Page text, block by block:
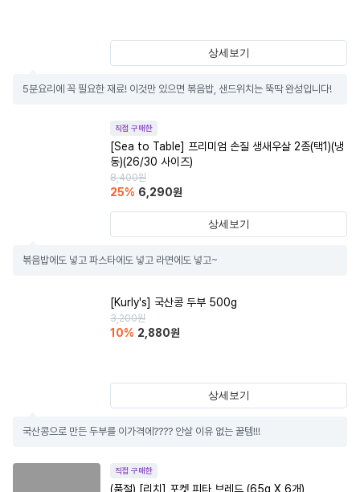
상세보기
5분요리에 꼭 필요한 재료! 이것만 있으면 볶음밥, 샌드위치는 뚝딱 완성입니다!
직접 구매한
[Sea to Table] 프리미엄 손질 생새우살 2종(택1)(냉
동)(26/30 사이즈)
8,400원
25% 6,290원
상세보기
볶음밥에도 넣고 파스타에도 넣고 라면에도 넣고~
[Kurly's] 국산콩 두부 500g
3,200원
10% 2,880원
상세보기
국산콩으로 만든 두부를 이가격에???? 안살 이유 없는 꿀템!!!
직접 구매한
(품절) [리치] 포켓 피타 브레드 (65g X 6개)